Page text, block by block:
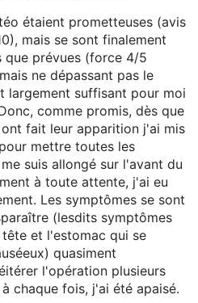
étaient prometteuses (avis
mais se sont finalement
que prévues (force 4/5
ne dépassant pas le
largement suffisant pour moi
comme promis, dès que
fait leur apparition j'ai mis
mettre toutes les
suis allongé sur l'avant du
à toute attente, j'ai eu
Les symptômes se sont
(lesdits symptômes
et l'estomac qui se
quasiment
l'opération plusieurs
chaque fois, j'ai été apaisé.